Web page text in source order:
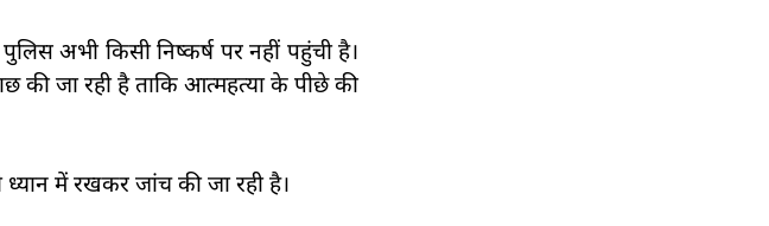
अभी किसी निष्कर्ष पर नहीं पहुंची है।
की जा रही है ताकि आत्महत्या के पीछे की
में रखकर जांच की जा रही है।